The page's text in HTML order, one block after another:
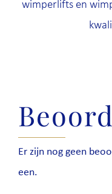
wimperlifts en
Er zijn nog geen
een.